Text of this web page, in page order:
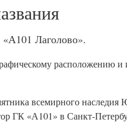
Лаголово».
расположению
всемирного
ГК «А101» в Санкт-